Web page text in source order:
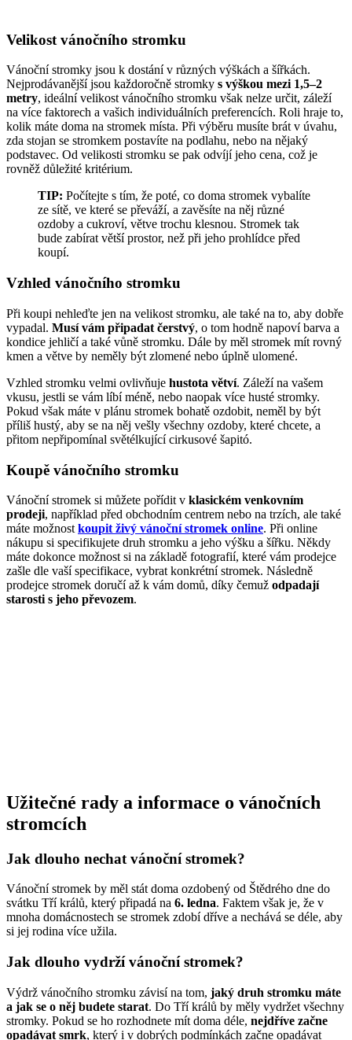
Velikost vánočního stromku
Vánoční stromky jsou k dostání v různých výškách a šířkách.
Nejprodávanější jsou každoročně stromky s výškou mezi 1,5–2
metry, ideální velikost vánočního stromku však nelze určit, záleží
na více faktorech a vašich individuálních preferencích. Roli hraje to,
kolik máte doma na stromek místa. Při výběru musíte brát v úvahu,
zda stojan se stromkem postavíte na podlahu, nebo na nějaký
podstavec. Od velikosti stromku se pak odvíjí jeho cena, což je
rovněž důležité kritérium.
TIP: Počítejte s tím, že poté, co doma stromek vybalíte
ze sítě, ve které se převáží, a zavěsíte na něj různé
ozdoby a cukroví, větve trochu klesnou. Stromek tak
bude zabírat větší prostor, než při jeho prohlídce před
koupí.
Vzhled vánočního stromku
Při koupi nehleďte jen na velikost stromku, ale také na to, aby dobře
vypadal. Musí vám připadat čerstvý, o tom hodně napoví barva a
kondice jehličí a také vůně stromku. Dále by měl stromek mít rovný
kmen a větve by neměly být zlomené nebo úplně ulomené.
Vzhled stromku velmi ovlivňuje hustota větví. Záleží na vašem
vkusu, jestli se vám líbí méně, nebo naopak více husté stromky.
Pokud však máte v plánu stromek bohatě ozdobit, neměl by být
příliš hustý, aby se na něj vešly všechny ozdoby, které chcete, a
přitom nepřipomínal světélkující cirkusové šapitó.
Koupě vánočního stromku
Vánoční stromek si můžete pořídit v klasickém venkovním
prodeji, například před obchodním centrem nebo na trzích, ale také
máte možnost koupit živý vánoční stromek online. Při online
nákupu si specifikujete druh stromku a jeho výšku a šířku. Někdy
máte dokonce možnost si na základě fotografií, které vám prodejce
zašle dle vaší specifikace, vybrat konkrétní stromek. Následně
prodejce stromek doručí až k vám domů, díky čemuž odpadají
starosti s jeho převozem.
Užitečné rady a informace o vánočních
stromcích
Jak dlouho nechat vánoční stromek?
Vánoční stromek by měl stát doma ozdobený od Štědrého dne do
svátku Tří králů, který připadá na 6. ledna. Faktem však je, že v
mnoha domácnostech se stromek zdobí dříve a nechává se déle, aby
si jej rodina více užila.
Jak dlouho vydrží vánoční stromek?
Výdrž vánočního stromku závisí na tom, jaký druh stromku máte
a jak se o něj budete starat. Do Tří králů by měly vydržet všechny
stromky. Pokud se ho rozhodnete mít doma déle, nejdříve začne
opadávat smrk, který i v dobrých podmínkách začne opadávat